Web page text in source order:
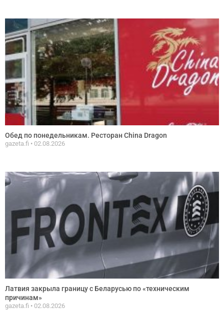
Обед по понедельникам. Ресторан China Dragon
gazeta.fi 02.08.2026
Латвия закрыла границу с Беларусью по «техническим
причинам»
gazeta.fi 02.08.2026